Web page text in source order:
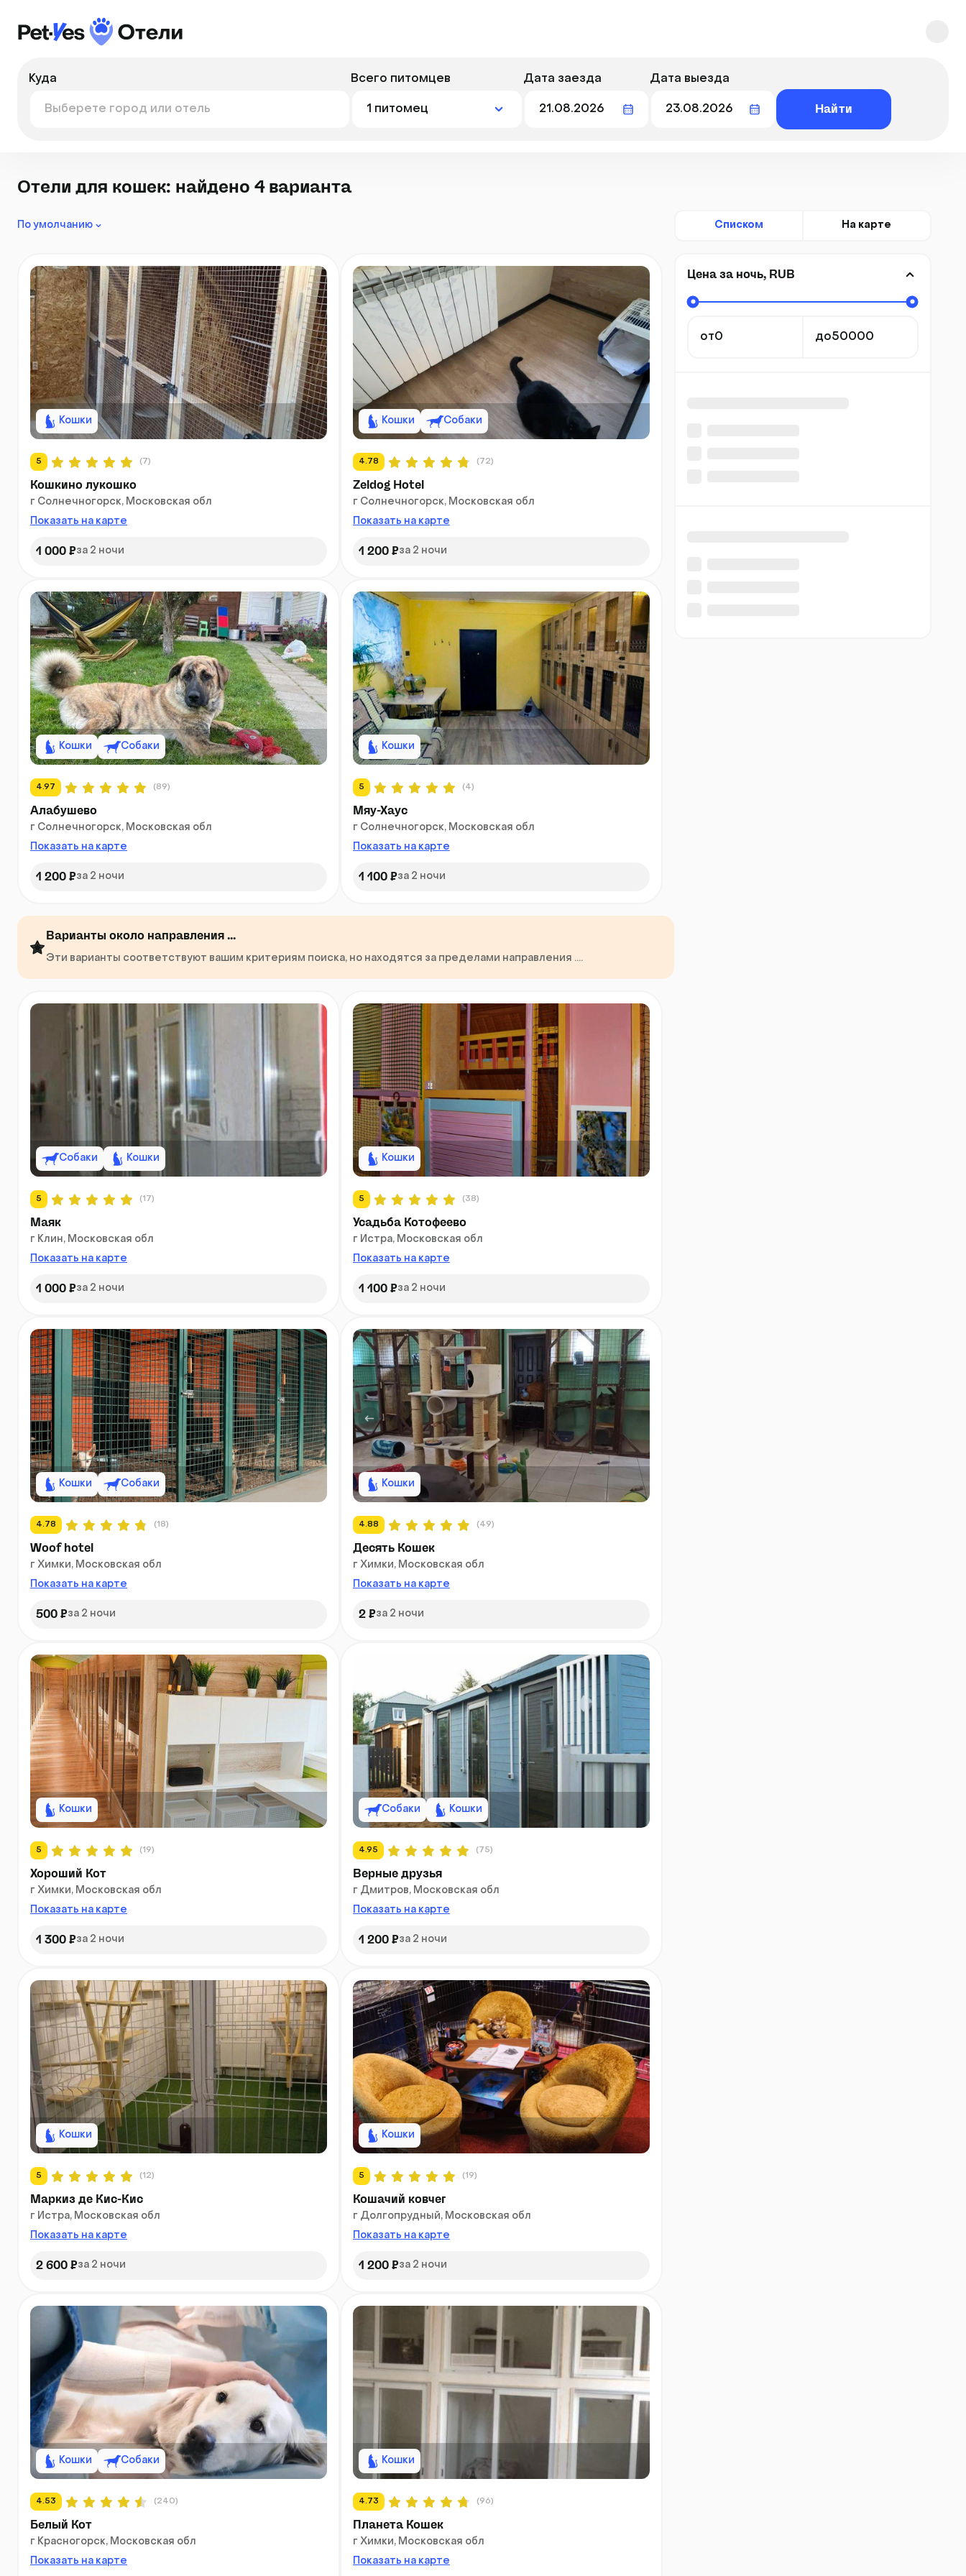
Куда Всего питомцев Дата заезда Дата выезда
Найти
Отели для кошек: найдено 4 варианта
Списком На карте
По умолчанию
Кошки
5 (7)
Кошкино лукошко
г Солнечногорск, Московская обл
Показать на карте
1 000 ₽за 2 ночи
Кошки Собаки
4.78 (72)
Zeldog Hotel
г Солнечногорск, Московская обл
Показать на карте
1 200 ₽за 2 ночи
Кошки Собаки
4.97 (89)
Алабушево
г Солнечногорск, Московская обл
Показать на карте
1 200 ₽за 2 ночи
Кошки
5 (4)
Мяу-Хаус
г Солнечногорск, Московская обл
Показать на карте
1 100 ₽за 2 ночи
Варианты около направления ...
Эти варианты соответствуют вашим критериям поиска, но находятся за пределами направления ....
Собаки Кошки
5 (17)
Маяк
г Клин, Московская обл
Показать на карте
1 000 ₽за 2 ночи
Кошки
5 (38)
Усадьба Котофеево
г Истра, Московская обл
Показать на карте
1 100 ₽за 2 ночи
Кошки Собаки
4.78 (18)
Woof hotel
г Химки, Московская обл
Показать на карте
500 ₽за 2 ночи
Кошки
4.88 (49)
Десять Кошек
г Химки, Московская обл
Показать на карте
2 ₽за 2 ночи
Кошки
5 (19)
Хороший Кот
г Химки, Московская обл
Показать на карте
1 300 ₽за 2 ночи
Собаки Кошки
4.95 (75)
Верные друзья
г Дмитров, Московская обл
Показать на карте
1 200 ₽за 2 ночи
Кошки
5 (12)
Маркиз де Кис-Кис
г Истра, Московская обл
Показать на карте
2 600 ₽за 2 ночи
Кошки
5 (19)
Кошачий ковчег
г Долгопрудный, Московская обл
Показать на карте
1 200 ₽за 2 ночи
Кошки Собаки
4.53 (240)
Белый Кот
г Красногорск, Московская обл
Показать на карте
Кошки
4.73 (96)
Планета Кошек
г Химки, Московская обл
Показать на карте
Цена за ночь, RUB
от до